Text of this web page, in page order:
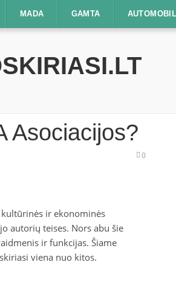
MADA GAMTA
Asociacijos?
0
kultūrinės ir ekonominės
autorių teises. Nors abu šie
ir funkcijas. Šiame
viena nuo kitos.